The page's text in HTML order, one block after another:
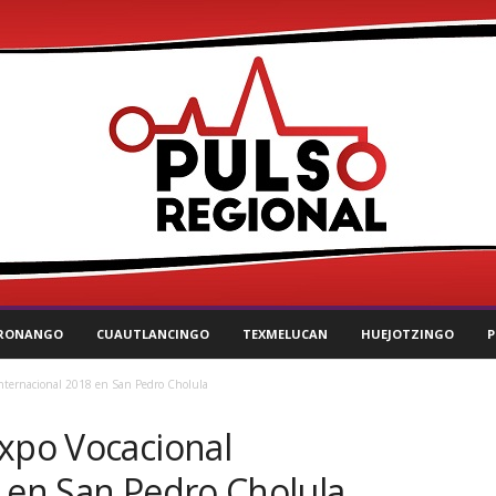
CUAUTLANCINGO TEXMELUCAN HUEJOTZINGO
2018 en San Pedro Cholula
Vocacional